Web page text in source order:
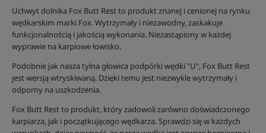
Uchwyt dolnika Fox Butt Rest to produkt znanej i cenionej na rynku
wędkarskim marki Fox. Wytrzymały i niezawodny, zaskakuje
funkcjonalnością i jakością wykonania. Niezastąpiony w każdej
wyprawie na karpiowe łowisko.
Podobnie jak nasza tylna głowica podpórki wędki "U", Fox Butt Rest
jest wersją wtryskiwaną. Dzięki temu jest niezwykle wytrzymały i
odporny na uszkodzenia.
Fox Butt Rest to produkt, który zadowoli zarówno doświadczonego
karpiarza, jak i początkującego wędkarza. Sprawdzi się w każdych